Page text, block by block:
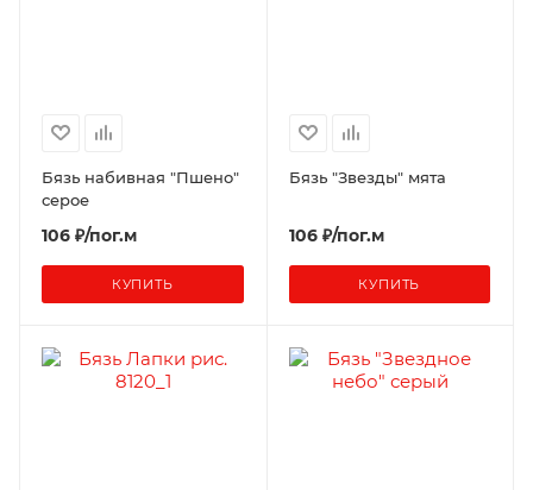
Бязь набивная "Пшено"
серое
106 ₽/пог.м
КУПИТЬ
Бязь "Звезды" мята
106 ₽/пог.м
КУПИТЬ